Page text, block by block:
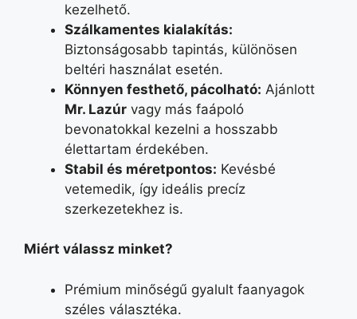
kezelhető.
Szálkamentes kialakítás:
Biztonságosabb tapintás, különösen
beltéri használat esetén.
Könnyen festhető, pácolható: Ajánlott
Mr. Lazúr vagy más faápoló
bevonatokkal kezelni a hosszabb
élettartam érdekében.
Stabil és méretpontos: Kevésbé
vetemedik, így ideális precíz
szerkezetekhez is.
Miért válassz minket?
Prémium minőségű gyalult faanyagok
széles választéka.